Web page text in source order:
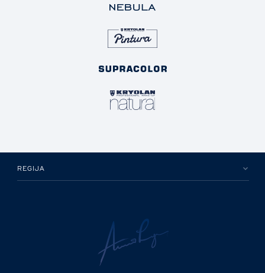
REGIJA